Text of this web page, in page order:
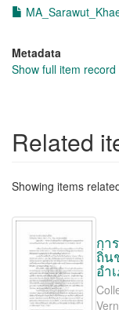
Metadata
Show full item record
Related
Showing items
กา
ถิ่น
อำ